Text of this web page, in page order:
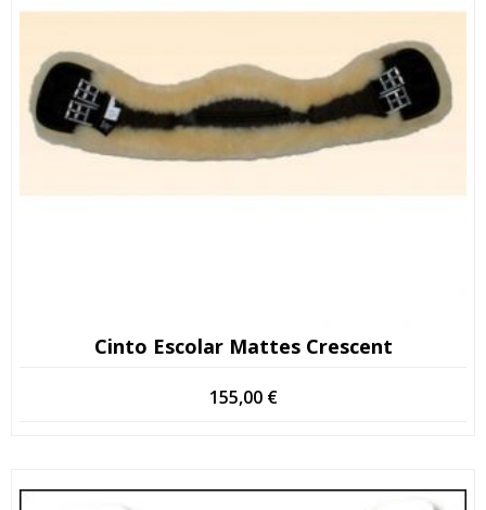
Cinto Escolar Mattes Crescent
155,00 €